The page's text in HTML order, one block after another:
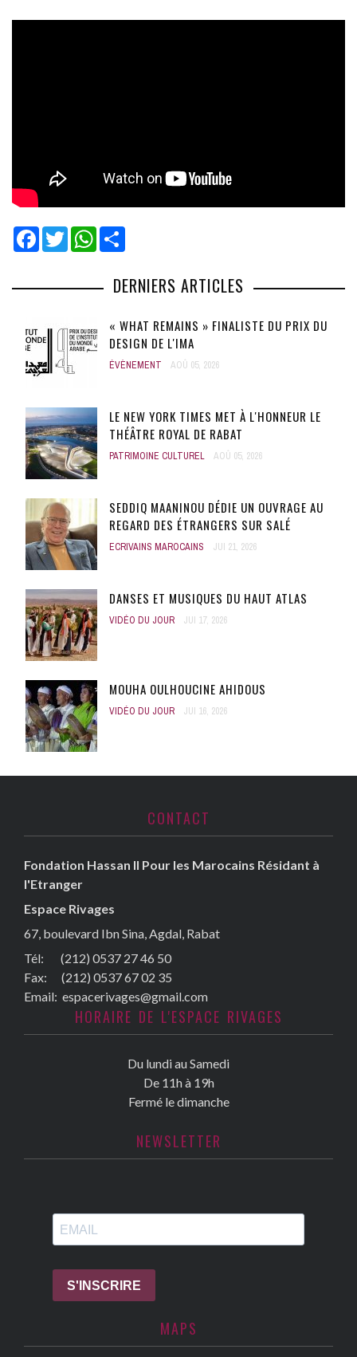
Facebook
TwitterWhatsApp
DERNIERS ARTICLES
« WHAT REMAINS » FINALISTE DU PRIX DU
DESIGN DE L'IMA
ÉVÈNEMENT AOÛ 05, 2026
LE NEW YORK TIMES MET À L'HONNEUR LE
THÉÂTRE ROYAL DE RABAT
PATRIMOINE CULTUREL AOÛ 05, 2026
SEDDIQ MAANINOU DÉDIE UN OUVRAGE AU
REGARD DES ÉTRANGERS SUR SALÉ
ECRIVAINS MAROCAINS JUI 21, 2026
DANSES ET MUSIQUES DU HAUT ATLAS
VIDÉO DU JOUR JUI 17, 2026
MOUHA OULHOUCINE AHIDOUS
VIDÉO DU JOUR JUI 16, 2026
CONTACT
Fondation Hassan II Pour les Marocains Résidant à
l'Etranger
Espace Rivages
67, boulevard Ibn Sina, Agdal, Rabat
Tél: (212) 0537 27 46 50
Fax: (212) 0537 67 02 35
Email: espacerivages@gmail.com
HORAIRE DE L'ESPACE RIVAGES
Du lundi au Samedi
De 11h à 19h
Fermé le dimanche
NEWSLETTER
MAPS